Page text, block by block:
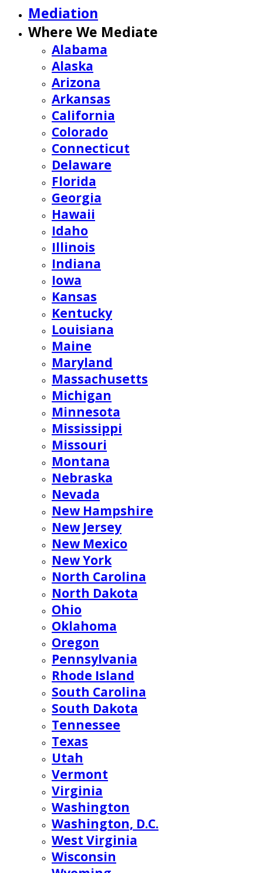
Mediation
Where We Mediate
Alabama
Alaska
Arizona
Arkansas
California
Colorado
Connecticut
Delaware
Florida
Georgia
Hawaii
Idaho
Illinois
Indiana
Iowa
Kansas
Kentucky
Louisiana
Maine
Maryland
Massachusetts
Michigan
Minnesota
Mississippi
Missouri
Montana
Nebraska
Nevada
New Hampshire
New Jersey
New Mexico
New York
North Carolina
North Dakota
Ohio
Oklahoma
Oregon
Pennsylvania
Rhode Island
South Carolina
South Dakota
Tennessee
Texas
Utah
Vermont
Virginia
Washington
Washington, D.C.
West Virginia
Wisconsin